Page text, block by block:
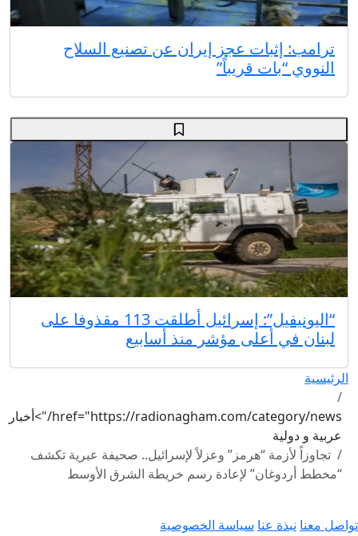
ترامب: إثبات عجز إيران عن تصنيع السلاح
النووي “بات قريباً”
“اليونيفيل”: إسرائيل أطلقت 113 مقذوفا على
لبنان في أعلى مؤشر منذ أسابيع
الرئيسية
href="https://radionagham.com/category/news/">أخبار
عربية و دولية
تجاوزاً لأزمة “هرمز” وعزلاً لإسرائيل.. صحيفة عبرية تكشف
“مخطط أردوغان” لإعادة رسم خريطة الشرق الأوسط
تواصل معنا نبذة عنا سياسة الخصوصية